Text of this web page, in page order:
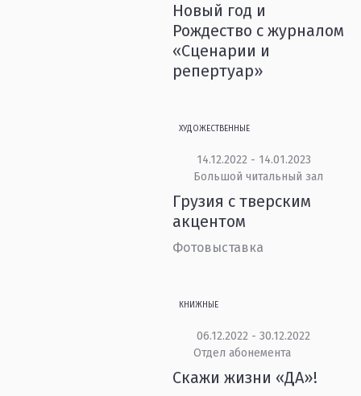
Новый год и
Рождество с журналом
«Сценарии и
репертуар»
ХУДОЖЕСТВЕННЫЕ
14.12.2022 - 14.01.2023
Большой читальный зал
Грузия с тверским
акцентом
Фотовыставка
КНИЖНЫЕ
06.12.2022 - 30.12.2022
Отдел абонемента
Скажи жизни «ДА»!